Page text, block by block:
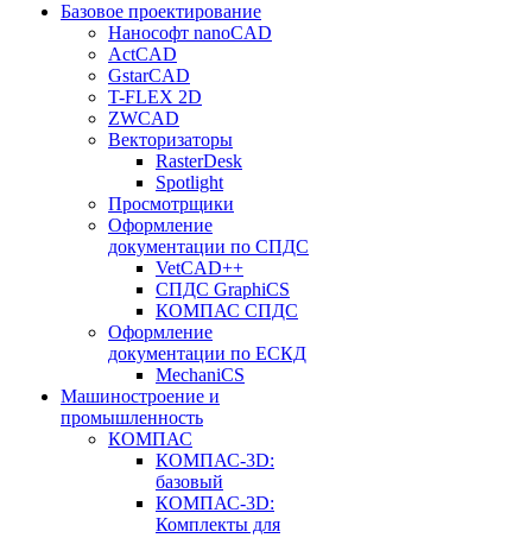
Базовое проектирование
Нанософт nanoCAD
ActCAD
GstarCAD
T-FLEX 2D
ZWCAD
Векторизаторы
RasterDesk
Spotlight
Просмотрщики
Оформление
документации по СПДС
VetCAD++
СПДС GraphiCS
КОМПАС СПДС
Оформление
документации по ЕСКД
MechaniCS
Машиностроение и
промышленность
КОМПАС
КОМПАС-3D:
базовый
КОМПАС-3D:
Комплекты для